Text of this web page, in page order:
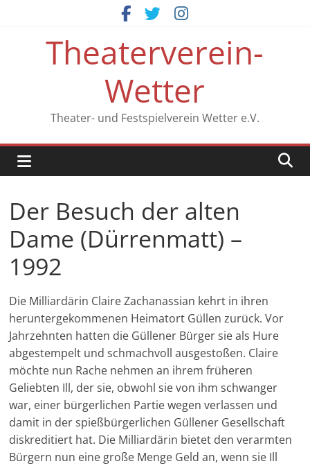
Theaterverein-
Wetter
Theater- und Festspielverein Wetter e.V.
Der Besuch der alten
Dame (Dürrenmatt) –
1992
Die Milliardärin Claire Zachanassian kehrt in ihren
heruntergekommenen Heimatort Güllen zurück. Vor
Jahrzehnten hatten die Güllener Bürger sie als Hure
abgestempelt und schmachvoll ausgestoßen. Claire
möchte nun Rache nehmen an ihrem früheren
Geliebten Ill, der sie, obwohl sie von ihm schwanger
war, einer bürgerlichen Partie wegen verlassen und
damit in der spießbürgerlichen Güllener Gesellschaft
diskreditiert hat. Die Milliardärin bietet den verarmten
Bürgern nun eine große Menge Geld an, wenn sie Ill